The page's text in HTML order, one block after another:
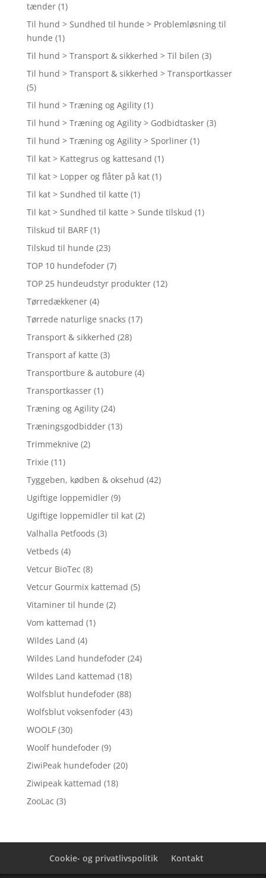
tænder (1)
Til hund > Sundhed til hunde > Problemløsning til
hunde (1)
Til hund > Transport & sikkerhed > Til bilen (3)
Til hund > Transport & sikkerhed > Transportkasser
(5)
Til hund > Træning og Agility (1)
Til hund > Træning og Agility > Godbidtasker (3)
Til hund > Træning og Agility > Sporliner (1)
Til kat > Kattegrus og kattesand (1)
Til kat > Lopper og flåter på kat (1)
Til kat > Sundhed til katte (1)
Til kat > Sundhed til katte > Sunde tilskud (1)
Tilskud til BARF (1)
Tilskud til hunde (23)
TOP 10 hundefoder (7)
TOP 25 hundeudstyr produkter (12)
Tørredækkener (4)
Tørrede naturlige snacks (17)
Transport & sikkerhed (28)
Transport af katte (3)
Transportbure & autobure (4)
Transportkasser (1)
Træning og Agility (24)
Træningsgodbidder (13)
Trimmeknive (2)
Trixie (11)
Tyggeben, kødben & oksehud (42)
Ugiftige loppemidler (9)
Ugiftige loppemidler til kat (2)
Valhalla Petfoods (3)
Vetbeds (4)
Vetcur BioTec (8)
Vetcur Gourmix kattemad (5)
Vitaminer til hunde (2)
Vom kattemad (1)
Wildes Land (4)
Wildes Land hundefoder (24)
Wildes Land kattemad (18)
Wolfsblut hundefoder (88)
Wolfsblut voksenfoder (43)
WOOLF (30)
Woolf hundefoder (9)
ZiwiPeak hundefoder (20)
Ziwipeak kattemad (18)
ZooLac (3)
Cookie- og privatlivspolitik Kontakt